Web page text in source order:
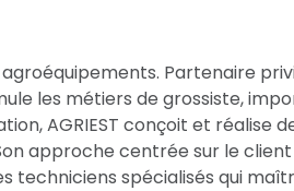
agroéquipements. Partenaire
les métiers de grossiste,
AGRIEST conçoit et réalise
approche centrée sur le client
techniciens spécialisés qui